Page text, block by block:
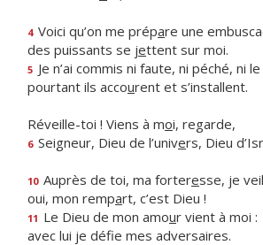
4 Voici qu’on me prépare une
des puissants se jettent sur moi.
5 Je n’ai commis ni faute, ni péché, ni
pourtant ils accourent et s’installent.
Réveille-toi ! Viens à moi, regarde,
6 Seigneur, Dieu de l’univers, Dieu
10 Auprès de toi, ma forteresse, je
oui, mon rempart, c’est Dieu !
11 Le Dieu de mon amour vient à moi :
avec lui je défe mes adversaires.